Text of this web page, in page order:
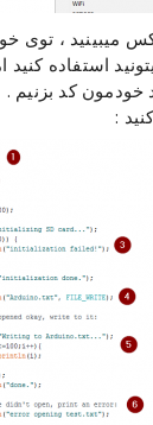
میبینید ، توی
استفاده کنید
خودمون کد بزنیم .
: